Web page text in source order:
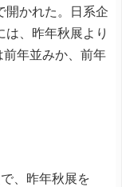
開かれた。日系企
、昨年秋展より
年並みか、前年
、昨年秋展を